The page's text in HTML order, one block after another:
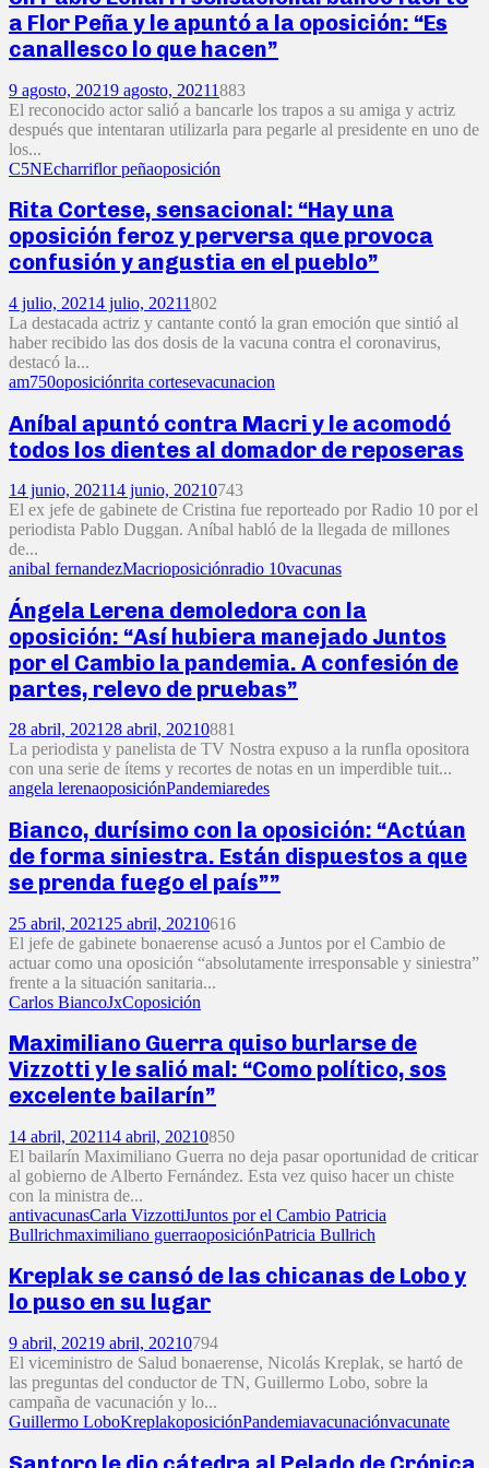
a Flor Peña y le apuntó a la oposición: “Es
canallesco lo que hacen”
9 agosto, 20219 agosto, 20211883
El reconocido actor salió a bancarle los trapos a su amiga y actriz
después que intentaran utilizarla para pegarle al presidente en uno de
los...
C5NEcharriflor peñaoposición
Rita Cortese, sensacional: “Hay una
oposición feroz y perversa que provoca
confusión y angustia en el pueblo”
4 julio, 20214 julio, 20211802
La destacada actriz y cantante contó la gran emoción que sintió al
haber recibido las dos dosis de la vacuna contra el coronavirus,
destacó la...
am750oposiciónrita cortesevacunacion
Aníbal apuntó contra Macri y le acomodó
todos los dientes al domador de reposeras
14 junio, 202114 junio, 20210743
El ex jefe de gabinete de Cristina fue reporteado por Radio 10 por el
periodista Pablo Duggan. Aníbal habló de la llegada de millones
de...
anibal fernandezMacrioposiciónradio 10vacunas
Ángela Lerena demoledora con la
oposición: “Así hubiera manejado Juntos
por el Cambio la pandemia. A confesión de
partes, relevo de pruebas”
28 abril, 2021 28 abril, 20210881
La periodista y panelista de TV Nostra expuso a la runfla opositora
con una serie de ítems y recortes de notas en un imperdible tuit...
angela lerenaoposiciónPandemiaredes
Bianco, durísimo con la oposición: “Actúan
de forma siniestra. Están dispuestos a que
se prenda fuego el país””
25 abril, 2021 25 abril, 20210616
El jefe de gabinete bonaerense acusó a Juntos por el Cambio de
actuar como una oposición “absolutamente irresponsable y siniestra”
frente a la situación sanitaria...
Carlos BiancoJxCoposición
Maximiliano Guerra quiso burlarse de
Vizzotti y le salió mal: “Como político, sos
excelente bailarín”
14 abril, 202114 abril, 20210850
El bailarín Maximiliano Guerra no deja pasar oportunidad de criticar
al gobierno de Alberto Fernández. Esta vez quiso hacer un chiste
con la ministra de...
antivacunasCarla VizzottiJuntos por el Cambio Patricia
Bullrichmaximiliano guerraoposiciónPatricia Bullrich
Kreplak se cansó de las chicanas de Lobo y
lo puso en su lugar
9 abril, 20219 abril, 20210794
El viceministro de Salud bonaerense, Nicolás Kreplak, se hartó de
las preguntas del conductor de TN, Guillermo Lobo, sobre la
campaña de vacunación y lo...
Guillermo LoboKreplakoposiciónPandemiavacunaciónvacunate